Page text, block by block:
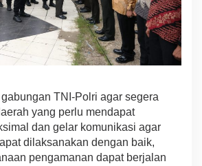
TNI-Polri agar segera
yang perlu mendapat
dan gelar komunikasi agar
dilaksanakan dengan baik,
pengamanan dapat berjalan